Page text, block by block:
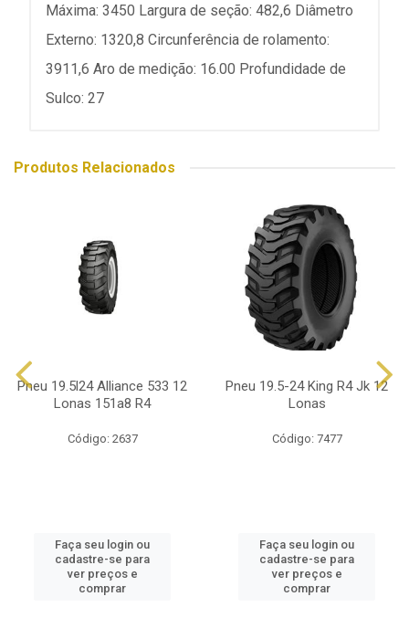
Máxima: 3450 Largura de seção: 482,6 Diâmetro
Externo: 1320,8 Circunferência de rolamento:
3911,6 Aro de medição: 16.00 Profundidade de
Sulco: 27
Produtos Relacionados
Pneu 19.5l24 Alliance 533 12
Lonas 151a8 R4
Código: 2637
Faça seu login ou
cadastre-se para
ver preços e
comprar
Pneu 19.5-24 King R4 Jk 12
Lonas
Código: 7477
Faça seu login ou
cadastre-se para
ver preços e
comprar